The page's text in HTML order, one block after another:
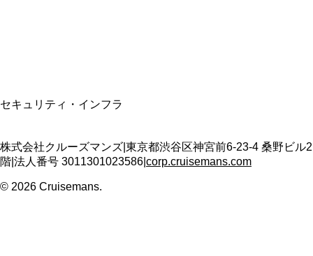
セキュリティ・インフラ
株式会社クルーズマンズ 東京都渋谷区神宮前6-23-4 桑野ビル2
階 法人番号 3011301023586 corp.cruisemans.com
© 2026 Cruisemans.